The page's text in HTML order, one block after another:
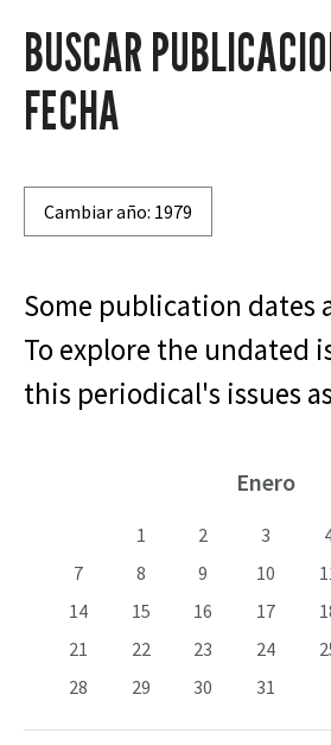
BUSCAR
FECHA
Cambiar año: 1979
Some publication dates
To explore the undated
this periodical's issues
Enero
1 2 3
7
8 9 10
14
15 16 17
21
22 23 24
28
29 30 31